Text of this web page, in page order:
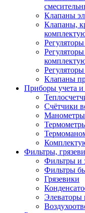
Клапаны
Клапаны,
Клапаны
Приборы учета
Счётчики
Манометры
Фильтры,
Фильтры и
Фильтры
Грязевики
Элеваторы